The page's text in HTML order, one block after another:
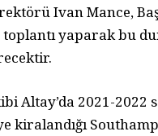
Ivan Mance,
yaparak bu
Altay’da 2021-
kiralandığı